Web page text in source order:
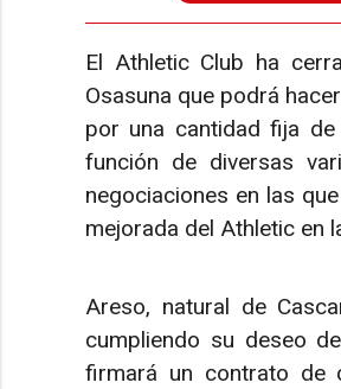
El Athletic Club ha
Osasuna que podrá
por una cantidad fija
función de diversas
negociaciones en las
mejorada del Athletic en
Areso, natural de
cumpliendo su deseo
firmará un contrato de